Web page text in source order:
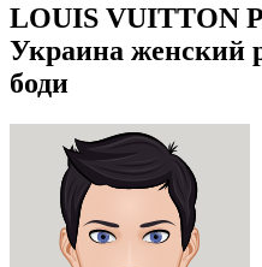
LOUIS VUITTON
Украина женский
боди